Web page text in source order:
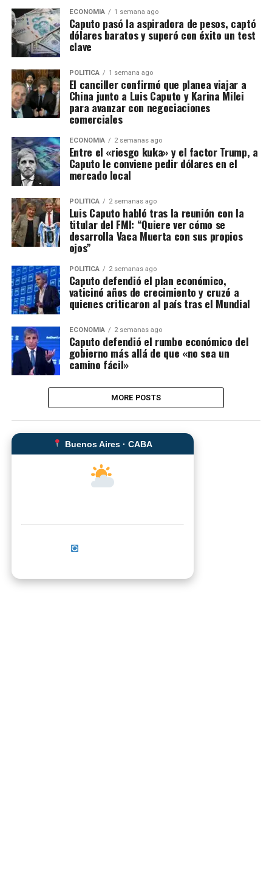
ECONOMIA 1 semana ago
Caputo pasó la aspiradora de pesos, captó
dólares baratos y superó con éxito un test
clave
POLITICA 1 semana ago
El canciller confirmó que planea viajar a
China junto a Luis Caputo y Karina Milei
para avanzar con negociaciones
comerciales
ECONOMIA 2 semanas ago
Entre el «riesgo kuka» y el factor Trump, a
Caputo le conviene pedir dólares en el
mercado local
POLITICA 2 semanas ago
Luis Caputo habló tras la reunión con la
titular del FMI: “Quiere ver cómo se
desarrolla Vaca Muerta con sus propios
ojos”
POLITICA 2 semanas ago
Caputo defendió el plan económico,
vaticinó años de crecimiento y cruzó a
quienes criticaron al país tras el Mundial
ECONOMIA 2 semanas ago
Caputo defendió el rumbo económico del
gobierno más allá de que «no sea un
camino fácil»
MORE POSTS
Buenos Aires · CABA